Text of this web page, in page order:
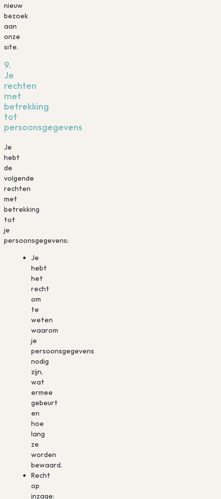
nieuw
bezoek
aan
onze
site.
9.
Je
rechten
met
betrekking
tot
persoonsgegevens
Je
hebt
de
volgende
rechten
met
betrekking
tot
je
persoonsgegevens:
Je
hebt
het
recht
om
te
weten
waarom
je
persoonsgegevens
nodig
zijn,
wat
ermee
gebeurt
en
hoe
lang
ze
worden
bewaard.
Recht
op
inzage: